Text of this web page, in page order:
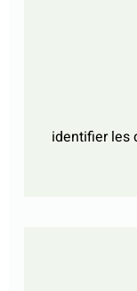
identifier les